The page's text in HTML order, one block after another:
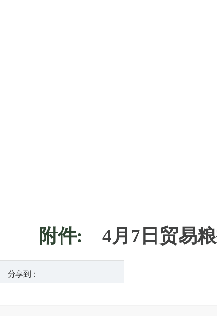
附件: 4月7日贸易
分享到：